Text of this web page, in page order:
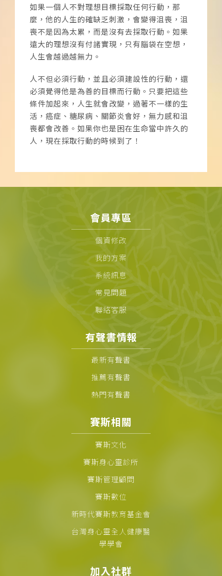
如果一個人不對理想目標採取任何行動，那
麼，他的人生的確缺乏刺激，會變得沮喪，沮
喪不是因為太累，而是沒有去採取行動。如果
遠大的理想沒有付諸實現，只有腦袋在空想，
人生會越過越無力。
人不但必須行動，並且必須建設性的行動，還
必須覺得他是為善的目標而行動。只要把這些
條件加起來，人生就會改變，過著不一樣的生
活，癌症、糖尿病、關節炎會好，無力感和沮
喪都會改善。如果你也是困在生命當中許久的
人，現在採取行動的時候到了！
會員專區
個資修改
我的方案
系統訊息
常見問題
聯絡客服
有聲書情報
最新有聲書
推薦有聲書
熱門有聲書
賽斯相關
賽斯文化
賽斯身心靈診所
賽斯管理顧問
賽斯數位
新時代賽斯教育基金會
台灣身心靈全人健康醫
學學會
加入社群